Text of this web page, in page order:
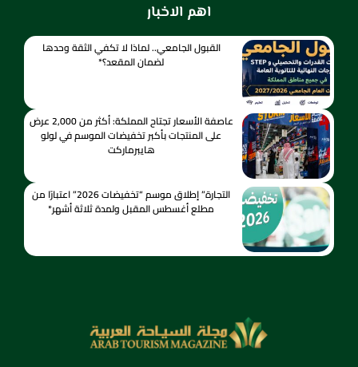
اهم الاخبار
القبول الجامعي.. لماذا لا تكفي الثقة وحدها
لضمان المقعد؟*
عاصفة الأسعار تجتاح المملكة: أكثر من 2,000 عرض
على المنتجات بأكبر تخفيضات الموسم في لولو
هايبرماركت
التجارة” إطلاق موسم “تخفيضات 2026” اعتبارًا من
مطلع أغسطس المقبل ولمدة ثلاثة أشهر*